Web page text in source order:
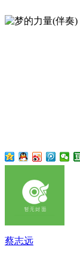
蔡志远